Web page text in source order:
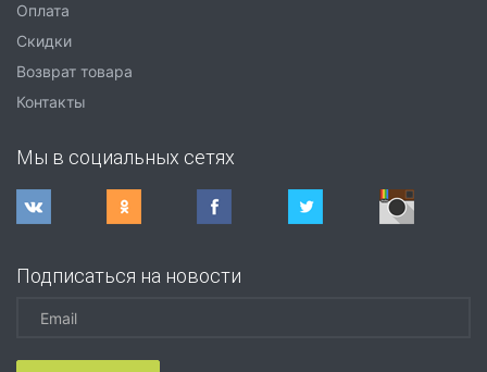
Оплата
Скидки
Возврат товара
Контакты
Мы в социальных сетях
Подписаться на новости